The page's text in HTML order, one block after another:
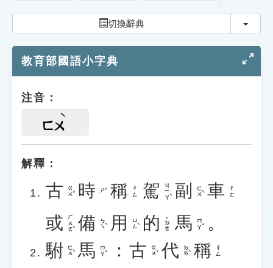
貓頭鷹博士
切換辭典 切換
教育部國語小字典
注音：
ㄈㄨ
解釋：
古 ㄍㄨˇ 時 ㄕˊ 稱 ㄔㄥ 駕 ㄐㄧㄚˋ 副 ㄈㄨˋ 車 ㄔㄜ
或 ㄏㄨㄛˋ 備 ㄅㄟˋ 用 ㄩㄥˋ 的 ˙ㄉㄜ 馬 ㄇㄚˇ 。
駙 ㄈㄨˋ 馬 ㄇㄚˇ ： 古 ㄍㄨˇ 代 ㄉㄞˋ 稱 ㄔㄥ